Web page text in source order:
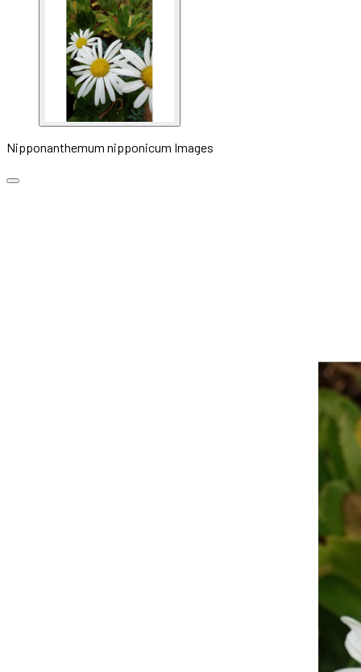
Nipponanthemum nipponicum Images